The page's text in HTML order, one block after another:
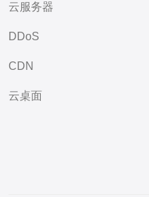
云服务器
DDoS
CDN
云桌面